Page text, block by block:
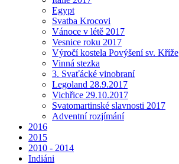
Egypt
Svatba Krocovi
Vánoce v létě 2017
Vesnice roku 2017
Výročí kostela Povýšení sv. Kříže
Vinná stezka
3. Svaťácké vinobraní
Legoland 28.9.2017
Vichřice 29.10.2017
Svatomartinské slavnosti 2017
Adventní rozjímání
2016
2015
2010 - 2014
Indiáni